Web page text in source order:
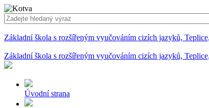
Základní škola s rozšířeným vyučováním cizích jazyků,
Základní škola s rozšířeným vyučováním cizích jazyků,
Úvodní strana